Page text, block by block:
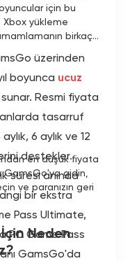
için bu
Xbox yükleme
birkaç
üzerinden
boyunca ucuz
Resmi fiyata
tasarruf
6 aylık ve 12
destekler.
süresi anında
bir ekstra
Pass Ultimate,
PC Game Pass
GamsGo'da
en düşük fiyata
GamsGo'ya gidin,
ve paranızın geri
Neden